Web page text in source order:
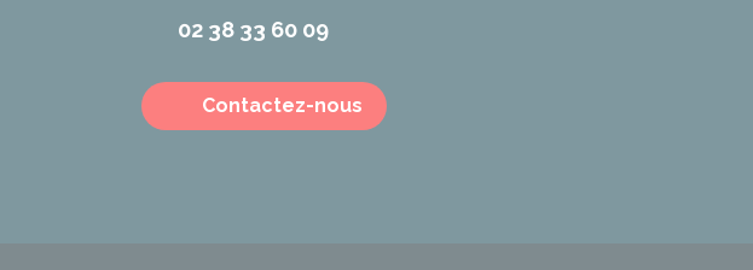
02 38 33 60 09
Contactez-nous